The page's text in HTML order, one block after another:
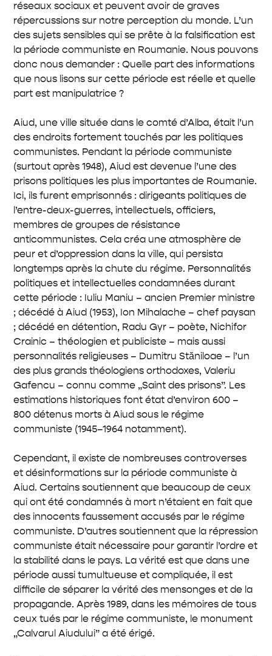
réseaux sociaux et peuvent avoir de graves
répercussions sur notre perception du monde. L’un
des sujets sensibles qui se prête à la falsification est
la période communiste en Roumanie. Nous pouvons
donc nous demander : Quelle part des informations
que nous lisons sur cette période est réelle et quelle
part est manipulatrice ?
Aiud, une ville située dans le comté d’Alba, était l’un
des endroits fortement touchés par les politiques
communistes. Pendant la période communiste
(surtout après 1948), Aiud est devenue l’une des
prisons politiques les plus importantes de Roumanie.
Ici, ils furent emprisonnés : dirigeants politiques de
l’entre-deux-guerres, intellectuels, officiers,
membres de groupes de résistance
anticommunistes. Cela créa une atmosphère de
peur et d’oppression dans la ville, qui persista
longtemps après la chute du régime. Personnalités
politiques et intellectuelles condamnées durant
cette période : Iuliu Maniu – ancien Premier ministre
; décédé à Aiud (1953), Ion Mihalache – chef paysan
; décédé en détention, Radu Gyr – poète, Nichifor
Crainic – théologien et publiciste – mais aussi
personnalités religieuses – Dumitru Stăniloae – l’un
des plus grands théologiens orthodoxes, Valeriu
Gafencu – connu comme „Saint des prisons”. Les
estimations historiques font état d’environ 600 –
800 détenus morts à Aiud sous le régime
communiste (1945–1964 notamment).
Cependant, il existe de nombreuses controverses
et désinformations sur la période communiste à
Aiud. Certains soutiennent que beaucoup de ceux
qui ont été condamnés à mort n’étaient en fait que
des innocents faussement accusés par le régime
communiste. D’autres soutiennent que la répression
communiste était nécessaire pour garantir l’ordre et
la stabilité dans le pays. La vérité est que dans une
période aussi tumultueuse et compliquée, il est
difficile de séparer la vérité des mensonges et de la
propagande. Après 1989, dans les mémoires de tous
ceux tués par le régime communiste, le monument
„Calvarul Aiudului” a été érigé.